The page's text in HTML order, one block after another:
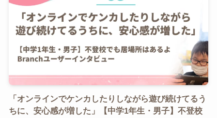
「オンラインでケンカしたりしながら遊び続けてるう
ちに、安心感が増した」【中学1年生・男子】不登校